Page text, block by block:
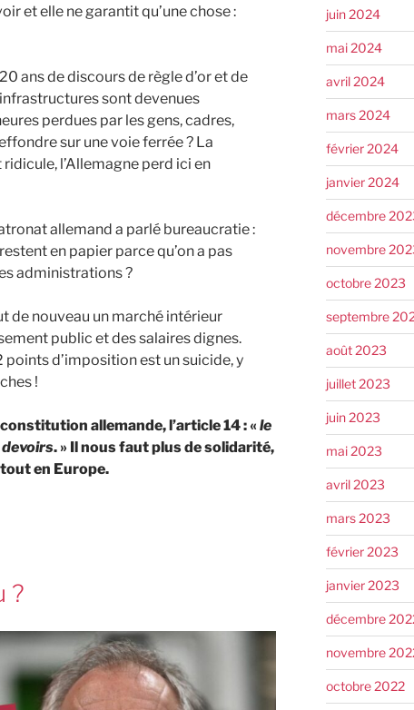
et elle ne garantit qu’une chose :
ans de discours de règle d’or et de
sont devenues
perdues par les gens, cadres,
sur une voie ferrée ? La
l’Allemagne perd ici en
allemand a parlé bureaucratie :
en papier parce qu’on a pas
administrations ?
de nouveau un marché intérieur
public et des salaires dignes.
points d’imposition est un suicide, y
!
allemande, l’article 14 : « le
. » Il nous faut plus de solidarité,
en Europe.
?
juin 2024
mai 2024
avril 2024
mars 2024
février 2024
janvier 2024
décembre
novembre
octobre 2023
septembre
août 2023
juillet 2023
juin 2023
mai 2023
avril 2023
mars 2023
février 2023
janvier 2023
décembre
novembre
octobre 2022